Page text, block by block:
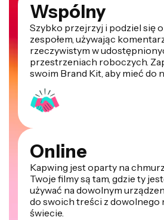
Wspólny
Szybko przejrzyj i podziel się
zespołem, używając
rzeczywistym w
przestrzeniach roboczych.
swoim Brand Kit, aby mieć do
Online
Kapwing jest oparty na
Twoje filmy są tam, gdzie ty
używać na dowolnym
do swoich treści z dowolnego
świecie.